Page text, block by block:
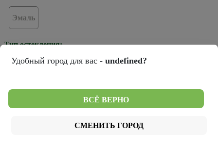
Эмаль
Тип остекления:
Удобный город для вас - undefined?
ВСЁ ВЕРНО
СМЕНИТЬ ГОРОД